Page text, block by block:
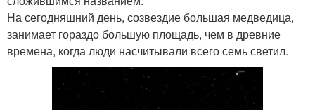
На сегодняшний день, созвездие большая медведица,
занимает гораздо большую площадь, чем в древние
времена, когда люди насчитывали всего семь светил.